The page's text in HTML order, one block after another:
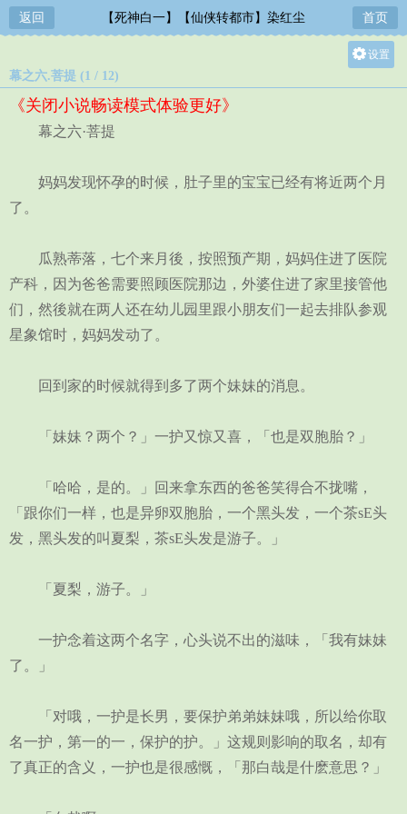
返回 【死神白一】【仙侠转都市】染红尘 首页
设置
幕之六.菩提 (1 / 12)
《关闭小说畅读模式体验更好》
幕之六·菩提
妈妈发现怀孕的时候，肚子里的宝宝已经有将近两个月
了。
瓜熟蒂落，七个来月後，按照预产期，妈妈住进了医院
产科，因为爸爸需要照顾医院那边，外婆住进了家里接管他
们，然後就在两人还在幼儿园里跟小朋友们一起去排队参观
星象馆时，妈妈发动了。
回到家的时候就得到多了两个妹妹的消息。
「妹妹？两个？」一护又惊又喜，「也是双胞胎？」
「哈哈，是的。」回来拿东西的爸爸笑得合不拢嘴，
「跟你们一样，也是异卵双胞胎，一个黑头发，一个茶sE头
发，黑头发的叫夏梨，茶sE头发是游子。」
「夏梨，游子。」
一护念着这两个名字，心头说不出的滋味，「我有妹妹
了。」
「对哦，一护是长男，要保护弟弟妹妹哦，所以给你取
名一护，第一的一，保护的护。」这规则影响的取名，却有
了真正的含义，一护也是很感慨，「那白哉是什麽意思？」